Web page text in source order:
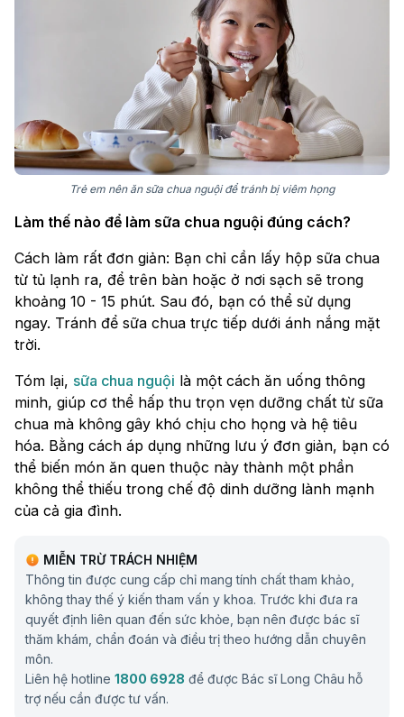
Trẻ em nên ăn sữa chua nguội để tránh bị viêm họng
Làm thế nào để làm sữa chua nguội đúng cách?
Cách làm rất đơn giản: Bạn chỉ cần lấy hộp sữa chua
từ tủ lạnh ra, để trên bàn hoặc ở nơi sạch sẽ trong
khoảng 10 - 15 phút. Sau đó, bạn có thể sử dụng
ngay. Tránh để sữa chua trực tiếp dưới ánh nắng mặt
trời.
Tóm lại, sữa chua nguội là một cách ăn uống thông
minh, giúp cơ thể hấp thu trọn vẹn dưỡng chất từ sữa
chua mà không gây khó chịu cho họng và hệ tiêu
hóa. Bằng cách áp dụng những lưu ý đơn giản, bạn có
thể biến món ăn quen thuộc này thành một phần
không thể thiếu trong chế độ dinh dưỡng lành mạnh
của cả gia đình.
MIỄN TRỪ TRÁCH NHIỆM
Thông tin được cung cấp chỉ mang tính chất tham khảo,
không thay thế ý kiến tham vấn y khoa. Trước khi đưa ra
quyết định liên quan đến sức khỏe, bạn nên được bác sĩ
thăm khám, chẩn đoán và điều trị theo hướng dẫn chuyên
môn.
Liên hệ hotline 1800 6928 để được Bác sĩ Long Châu hỗ
trợ nếu cần được tư vấn.